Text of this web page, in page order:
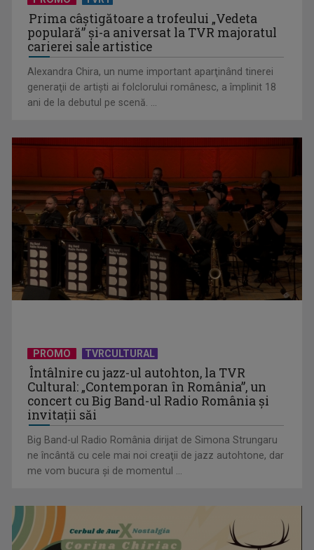
(P) Au sfidat toate prognozele într-o piață aflată sub
presiune. Povestea ...
trimestru din ...
(P) Aparatul ascuns din bucătărie care schimbă regulile
Prima câştigătoare a trofeului „Vedeta
populară” şi-a aniversat la TVR majoratul
carierei sale artistice
Alexandra Chira, un nume important aparţinând tinerei
generaţii de artişti ai folclorului românesc, a împlinit 18
ani de la debutul pe scenă. ...
PROMO TVRCULTURAL
Întâlnire cu jazz-ul autohton, la TVR
Cultural: „Contemporan în România”, un
concert cu Big Band-ul Radio România şi
invitaţii săi
Big Band-ul Radio România dirijat de Simona Strungaru
ne încântă cu cele mai noi creaţii de jazz autohtone, dar
me vom bucura şi de momentul ...